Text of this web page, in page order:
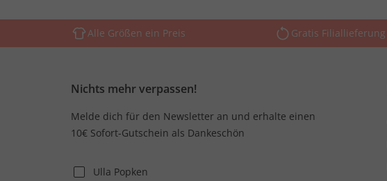
Alle Größen ein Preis Gratis Filiallieferung
Nichts mehr verpassen!
Melde dich für den Newsletter an und erhalte einen
10€ Sofort-Gutschein als Dankeschön
Ulla Popken